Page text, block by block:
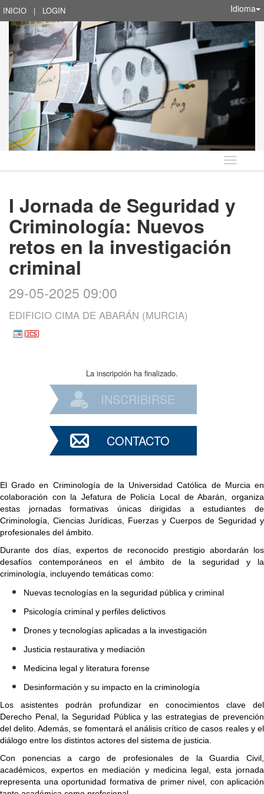
INICIO | LOGIN Idioma
Idioma
I Jornada de Seguridad y
Criminología: Nuevos
retos en la investigación
criminal
29-05-2025 09:00
EDIFICIO CIMA DE ABARÁN (MURCIA)
La inscripción ha finalizado.
INSCRIBIRSE
CONTACTO
El Grado en Criminología de la Universidad Católica de Murcia en
colaboración con la Jefatura de Policía Local de Abarán, organiza
estas jornadas formativas únicas dirigidas a estudiantes de
Criminología, Ciencias Jurídicas, Fuerzas y Cuerpos de Seguridad y
profesionales del ámbito.
Durante dos días, expertos de reconocido prestigio abordarán los
desafíos contemporáneos en el ámbito de la seguridad y la
criminología, incluyendo temáticas como:
Nuevas tecnologías en la seguridad pública y criminal
Psicología criminal y perfiles delictivos
Drones y tecnologías aplicadas a la investigación
Justicia restaurativa y mediación
Medicina legal y literatura forense
Desinformación y su impacto en la criminología
Los asistentes podrán profundizar en conocimientos clave del
Derecho Penal, la Seguridad Pública y las estrategias de prevención
del delito. Además, se fomentará el análisis crítico de casos reales y el
diálogo entre los distintos actores del sistema de justicia.
Con ponencias a cargo de profesionales de la Guardia Civil,
académicos, expertos en mediación y medicina legal, esta jornada
representa una oportunidad formativa de primer nivel, con aplicación